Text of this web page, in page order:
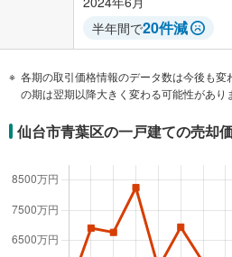
半年間で20件減
各期の取引価格情報のデータ数は今後も
の期は翌期以降大きく変わる可能性があり
仙台市青葉区の一戸建ての売却